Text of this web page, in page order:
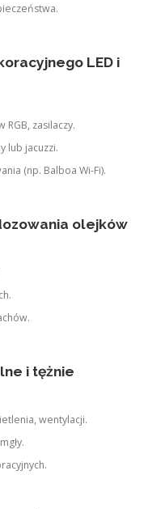
LED i
zasilaczy.
lub jacuzzi.
(np. Balboa Wi-Fi).
olejków
i tężnie
wentylacji.